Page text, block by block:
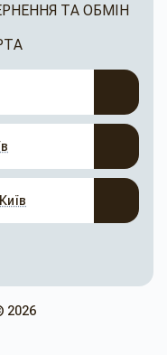
ТА ОБМІН
2026